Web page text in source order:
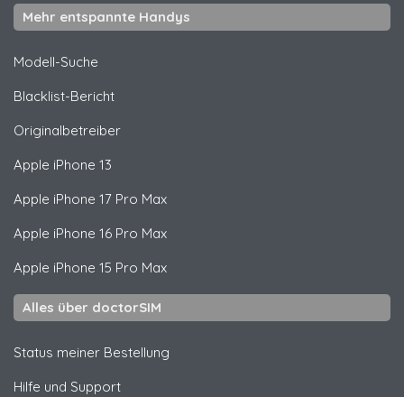
Mehr entspannte Handys
Modell-Suche
Blacklist-Bericht
Originalbetreiber
Apple iPhone 13
Apple iPhone 17 Pro Max
Apple iPhone 16 Pro Max
Apple iPhone 15 Pro Max
Alles über doctorSIM
Status meiner Bestellung
Hilfe und Support